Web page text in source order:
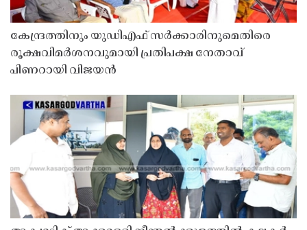
കേന്ദ്രത്തിനും യുഡിഎഫ് സർക്കാരിനുമെതിരെ
രൂക്ഷവിമർശനവുമായി പ്രതിപക്ഷ നേതാവ്
പിണറായി വിജയൻ